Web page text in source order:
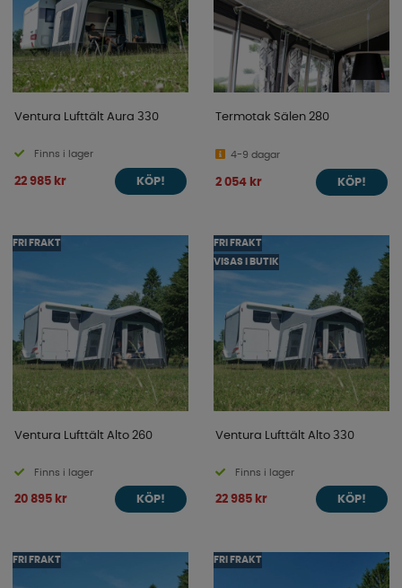
Ventura Lufttält Aura 330
Finns i lager
22 985 kr KÖP!
Termotak Sälen 280
4-9 dagar
2 054 kr KÖP!
FRI FRAKT
Ventura Lufttält Alto 260
Finns i lager
20 895 kr KÖP!
FRI FRAKT
VISAS I BUTIK
Ventura Lufttält Alto 330
Finns i lager
22 985 kr KÖP!
FRI FRAKT FRI FRAKT